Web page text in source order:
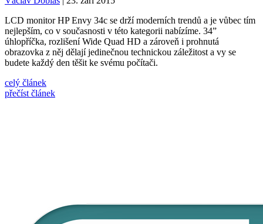
LCD monitor HP Envy 34c se drží moderních trendů a je vůbec tím
nejlepším, co v současnosti v této kategorii nabízíme. 34”
úhlopříčka, rozlišení Wide Quad HD a zároveň i prohnutá
obrazovka z něj dělají jedinečnou technickou záležitost a vy se
budete každý den těšit ke svému počítači.
celý článek
přečíst článek